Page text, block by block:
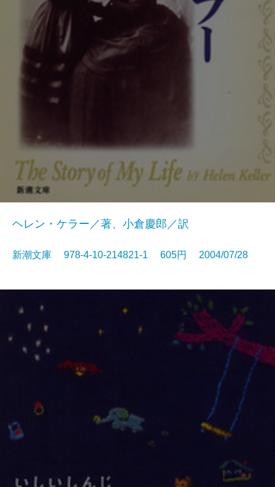
ヘレン・ケラー／著、小倉慶郎／訳
新潮文庫 978-4-10-214821-1 605円 2004/07/28